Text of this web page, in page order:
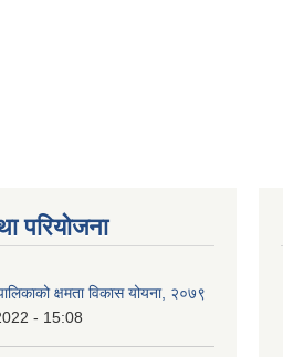
परियोजना
क्षमता विकास योयना, २०७९
- 15:08